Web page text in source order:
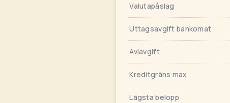
Valutapåslag
Uttagsavgift bankomat
Aviavgift
Kreditgräns max
Lägsta belopp